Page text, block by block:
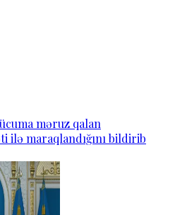
məruz qalan
ilə maraqlandığını bildirib